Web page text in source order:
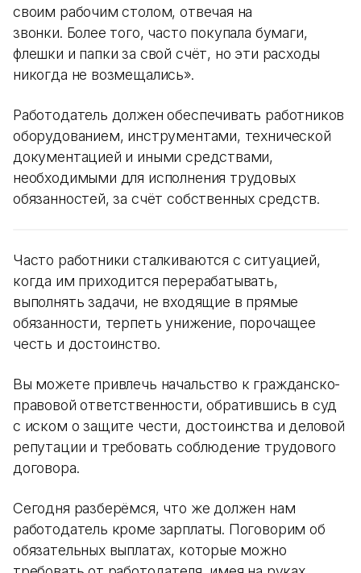
своим рабочим столом, отвечая на
звонки. Более того, часто покупала бумаги,
флешки и папки за свой счёт, но эти расходы
никогда не возмещались».
Работодатель должен обеспечивать работников
оборудованием, инструментами, технической
документацией и иными средствами,
необходимыми для исполнения трудовых
обязанностей, за счёт собственных средств.
Часто работники сталкиваются с ситуацией,
когда им приходится перерабатывать,
выполнять задачи, не входящие в прямые
обязанности, терпеть унижение, порочащее
честь и достоинство.
Вы можете привлечь начальство к гражданско-
правовой ответственности, обратившись в суд
с иском о защите чести, достоинства и деловой
репутации и требовать соблюдение трудового
договора.
Сегодня разберёмся, что же должен нам
работодатель кроме зарплаты. Поговорим об
обязательных выплатах, которые можно